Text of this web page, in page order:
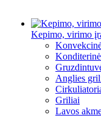
Kepimo, virimo
Anglies
Griliai
Lavos